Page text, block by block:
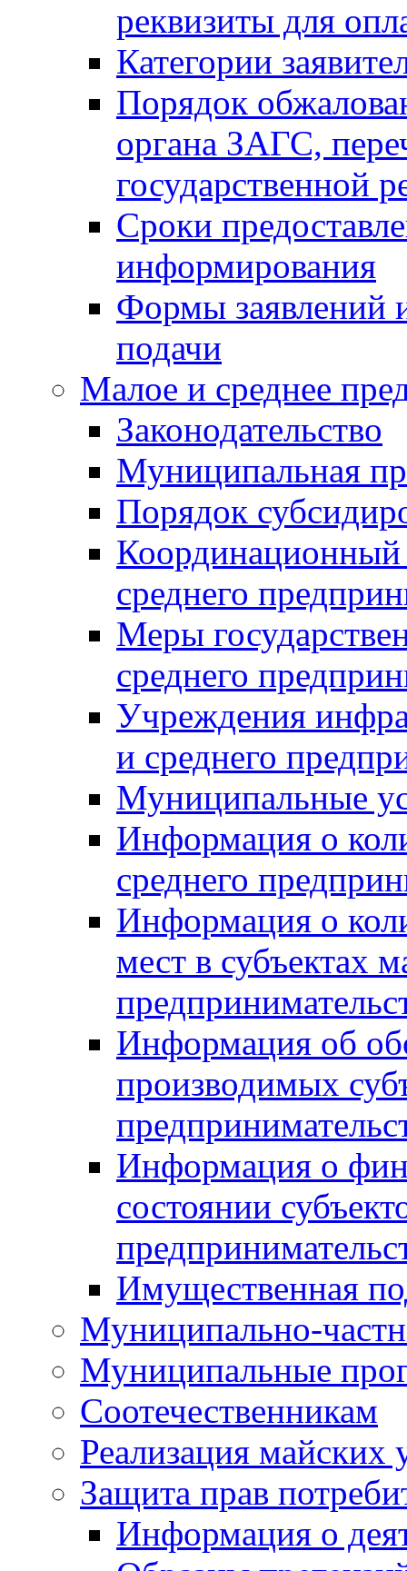
реквизиты для
Категории
Порядок
органа ЗАГС,
государственной
Сроки
информирования
Формы заявлений
подачи
Малое и среднее
Законодательство
Муниципальная
Порядок
Координационный
среднего
Меры
среднего
Учреждения
и среднего
Муниципальные
Информация о
среднего
Информация о
мест в субъектах
Информация об
производимых
Информация о
состоянии
Имущественная
Муниципально-
Муниципальные
Соотечественникам
Реализация майских
Защита прав
Информация о